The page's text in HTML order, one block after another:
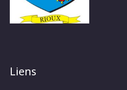
Liens